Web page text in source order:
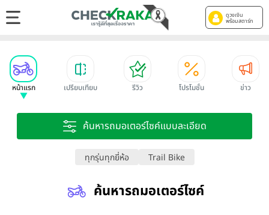
ดูวงเงิน
พร้อมสตาร์ท
หน้าแรก เปรียบเทียบ รีวิว โปรโมชั่น ข่าว
ค้นหารถมอเตอร์ไซค์แบบละเอียด
ทุกรุ่นทุกยี่ห้อ Trail Bike
ค้นหารถมอเตอร์ไซค์